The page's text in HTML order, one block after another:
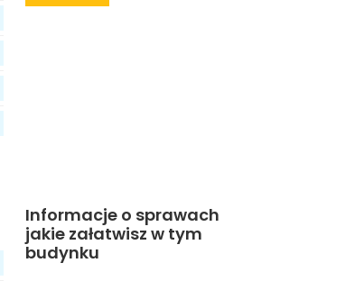
Informacje o sprawach
jakie załatwisz w tym
budynku